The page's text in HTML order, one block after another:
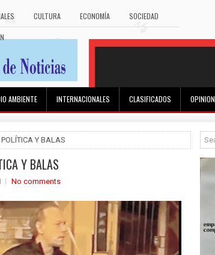
CULTURA ECONOMÍA SOCIEDAD
AMBIENTE INTERNACIONALES CLASIFICADOS OPINION
POLÍTICA Y BALAS
Y BALAS
No comments